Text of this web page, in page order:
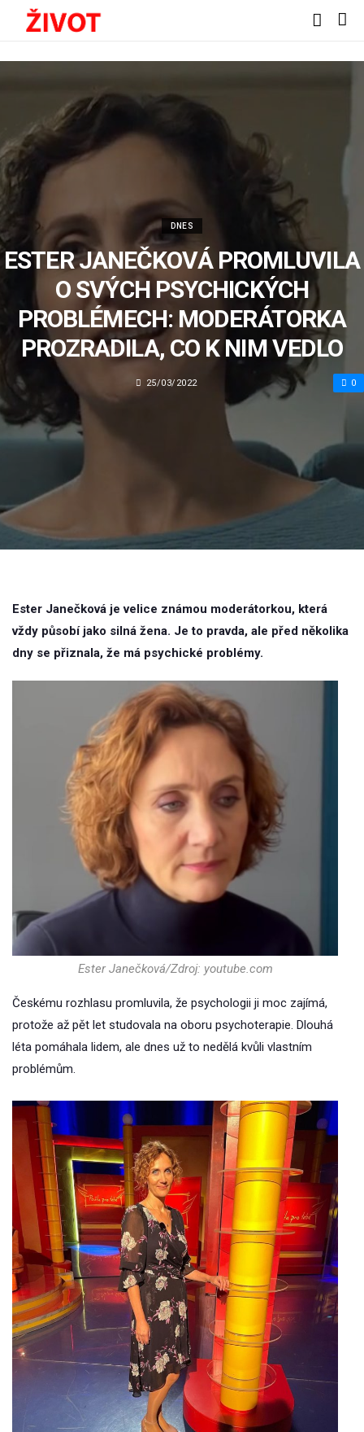
DNES
ESTER JANEČKOVÁ PROMLUVILA
O SVÝCH PSYCHICKÝCH
PROBLÉMECH: MODERÁTORKA
PROZRADILA, CO K NIM VEDLO
25/03/2022 0
Ester Janečková je velice známou moderátorkou, která
vždy působí jako silná žena. Je to pravda, ale před několika
dny se přiznala, že má psychické problémy.
Ester Janečková/Zdroj: youtube.com
Českému rozhlasu promluvila, že psychologii ji moc zajímá,
protože až pět let studovala na oboru psychoterapie. Dlouhá
léta pomáhala lidem, ale dnes už to nedělá kvůli vlastním
problémům.